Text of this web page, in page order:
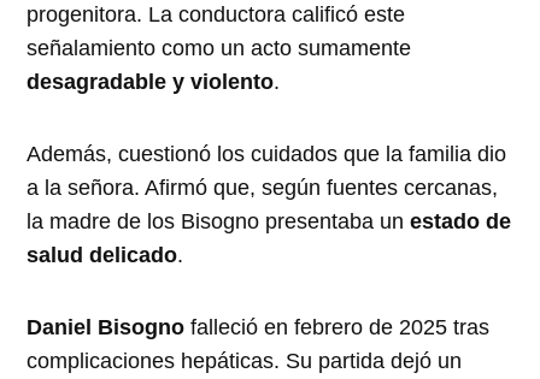
progenitora. La conductora calificó este
señalamiento como un acto sumamente
desagradable y violento.
Además, cuestionó los cuidados que la familia dio
a la señora. Afirmó que, según fuentes cercanas,
la madre de los Bisogno presentaba unestado de
salud delicado.
Daniel Bisogno falleció en febrero de 2025 tras
complicaciones hepáticas. Su partida dejó un